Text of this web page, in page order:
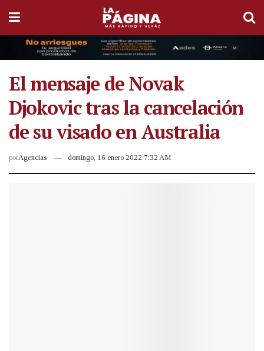
El mensaje de Novak
Djokovic tras la cancelación
de su visado en Australia
porAgencias domingo, 16 enero 2022 7:32 AM